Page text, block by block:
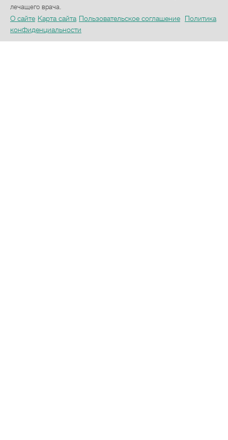
лечащего врача.
О сайте Карта сайта Пользовательское соглашение
Политика
конфиденциальности